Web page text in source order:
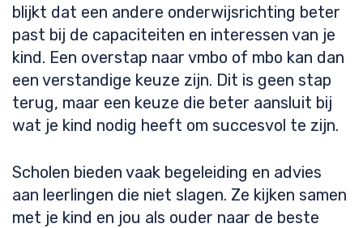
blijkt dat een andere onderwijsrichting beter
past bij de capaciteiten en interessen van je
kind. Een overstap naar vmbo of mbo kan dan
een verstandige keuze zijn. Dit is geen stap
terug, maar een keuze die beter aansluit bij
wat je kind nodig heeft om succesvol te zijn.
Scholen bieden vaak begeleiding en advies
aan leerlingen die niet slagen. Ze kijken samen
met je kind en jou als ouder naar de beste